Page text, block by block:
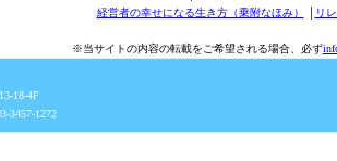
経営者の幸せになる生き方（乗附なほみ） リ
※当サイトの内容の転載をご希望される場合、必ず
18-4F
3457-1272